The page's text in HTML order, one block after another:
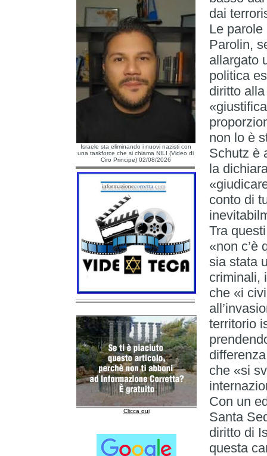
Israele sta eliminando i nuovi nazisti con
una taskforce che si chiama NILI (Video di
Ciro Principe) 02/08/2026
Clicca qui
dai
Le
Parolin,
allargato
politica
diritto
non lo è
Schutz è
la
conto di
Tra
«non c’è
sia stata
criminali,
che «i
territorio
che «si
Con un
Santa
diritto di
questa